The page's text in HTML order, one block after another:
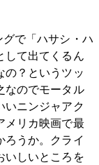
で「ハサシ・ハ
して出てくるん
の？というツッ
なのでモータル
いニンジャアク
メリカ映画で最
ろうか。クライ
いしいところを